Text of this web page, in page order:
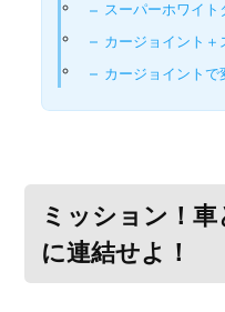
スーパーホワイト
カージョイント
カージョイントで
ミッション！
に連結せよ！